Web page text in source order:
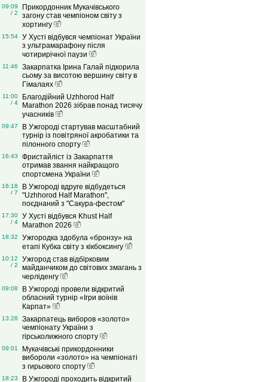
09:09
/ 2
Прикордонник Мукачівського
загону став чемпіоном світу з
хортингу
15:54
У Хусті відбувся чемпіонат України
з ультрамарафону після
чотирирічної паузи
11:46
Закарпатка Ірина Галай підкорила
сьому за висотою вершину світу в
Гімалаях
11:00
/ 4
Благодійний Uzhhorod Half
Marathon 2026 зібрав понад тисячу
учасників
09:47
В Ужгороді стартував масштабний
турнір із повітряної акробатики та
пілонного спорту
16:43
Фристайліст із Закарпаття
отримав звання найкращого
спортсмена України
16:18
/ 7
В Ужгороді вдруге відбудеться
"Uzhhorod Half Marathon",
поєднаний з "Сакура-фестом"
17:30
/ 4
У Хусті відбувся Khust Half
Marathon 2026
18:32
Ужгородка здобула «бронзу» на
етапі Кубка світу з кікбоксингу
10:12
/ 2
Ужгород став відбірковим
майданчиком до світових змагань з
черліденгу
09:08
В Ужгороді провели відкритий
обласний турнір «Ігри воїнів
Карпат»
13:28
Закарпатець виборов «золото»
чемпіонату України з
гірськолижного спорту
09:01
Мукачівські прикордонники
вибороли «золото» на чемпіонаті
з гирьового спорту
18:23
В Ужгороді проходить відкритий